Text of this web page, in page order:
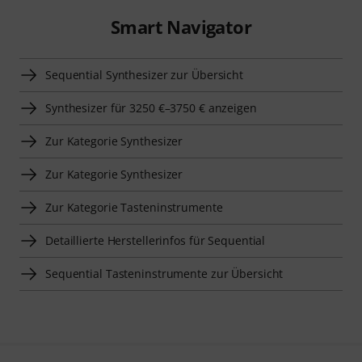
Smart Navigator
Sequential Synthesizer zur Übersicht
Synthesizer für 3250 €–3750 € anzeigen
Zur Kategorie Synthesizer
Zur Kategorie Synthesizer
Zur Kategorie Tasteninstrumente
Detaillierte Herstellerinfos für Sequential
Sequential Tasteninstrumente zur Übersicht